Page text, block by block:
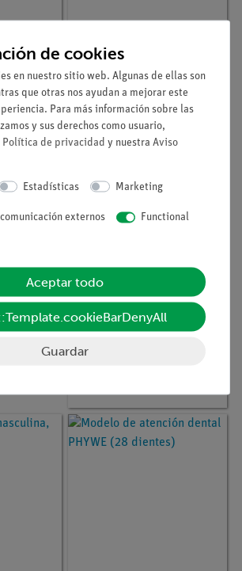
(BT)
Nº de artículo
Handbuch
Schülerversuche
Biologie, TESS
advanced Biologie, (en
alemán)
Nº de artículo MOD-
MINITORSO
PHYWE Mini torso, sin
de cookies
en nuestro sitio web. Algunas de ellas son
que otras nos ayudan a mejorar este
Para más información sobre las
y sus derechos como usuario,
Política de privacidad y nuestra Aviso
Estadísticas Marketing
externos Functional
Aceptar todo
Guardar